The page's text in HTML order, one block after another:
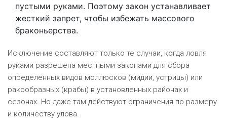
пустыми руками. Поэтому закон устанавливает
жесткий запрет, чтобы избежать массового
браконьерства.
Исключение составляют только те случаи, когда ловля
руками разрешена местными законами для сбора
определенных видов моллюсков (мидии, устрицы) или
ракообразных (крабы) в установленных районах и
сезонах. Но даже там действуют ограничения по размеру
и количеству улова.